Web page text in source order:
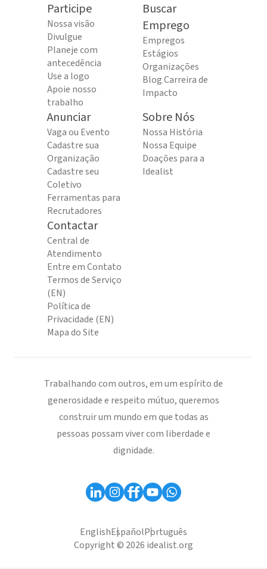
Participe
Nossa visão
Divulgue
Planeje com
antecedência
Use a logo
Apoie nosso
trabalho
Buscar
Emprego
Empregos
Estágios
Organizações
Blog Carreira de
Impacto
Anunciar
Vaga ou Evento
Cadastre sua
Organização
Cadastre seu
Coletivo
Ferramentas para
Recrutadores
Sobre Nós
Nossa História
Nossa Equipe
Doações para a
Idealist
Contactar
Central de
Atendimento
Entre em Contato
Termos de Serviço
(EN)
Política de
Privacidade (EN)
Mapa do Site
Trabalhando com outros, em um espírito de
generosidade e respeito mútuo, queremos
construir um mundo em que todas as
pessoas possam viver com liberdade e
dignidade.
EnglishEspañolPortuguês
Copyright © 2026 idealist.org